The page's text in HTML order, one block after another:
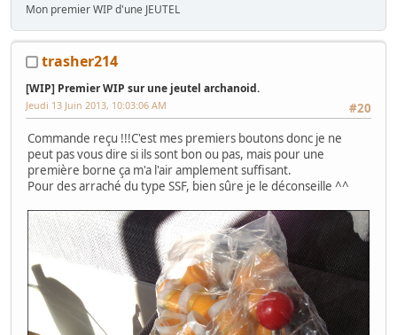
Mon premier WIP d'une JEUTEL
trasher214
[WIP] Premier WIP sur une jeutel archanoid.
#20
Jeudi 13 Juin 2013, 10:03:06 AM
Commande reçu !!!C'est mes premiers boutons donc je ne
peut pas vous dire si ils sont bon ou pas, mais pour une
première borne ça m'a l'air amplement suffisant.
Pour des arraché du type SSF, bien sûre je le déconseille ^^